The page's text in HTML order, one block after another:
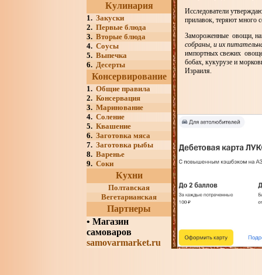
Кулинария
1. Закуски
2. Первые блюда
3. Вторые блюда
4. Соусы
5. Выпечка
6. Десерты
Консервирование
1. Общие правила
2. Консервация
3. Маринование
4. Соление
5. Квашение
6. Заготовка мяса
7. Заготовка рыбы
8. Варенье
9. Соки
Кухни
Полтавская
Вегетарианская
Партнеры
• Магазин
самоваров
samovarmarket.ru
Исследователи
прилавок, теряют много
Замороженные овощи,
собраны, и их
импортных свежих
бобах, кукурузе и
Израиля.